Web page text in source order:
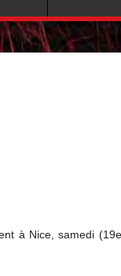
à Nice, samedi